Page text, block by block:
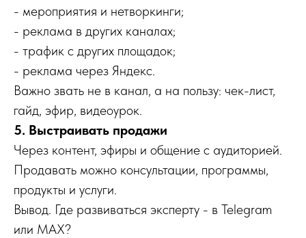
- мероприятия и нетворкинги;
- реклама в других каналах;
- трафик с других площадок;
- реклама через Яндекс.
Важно звать не в канал, а на пользу: чек-лист,
гайд, эфир, видеоурок.
5. Выстраивать продажи
Через контент, эфиры и общение с аудиторией.
Продавать можно консультации, программы,
продукты и услуги.
Вывод. Где развиваться эксперту - в Telegram
или MAX?